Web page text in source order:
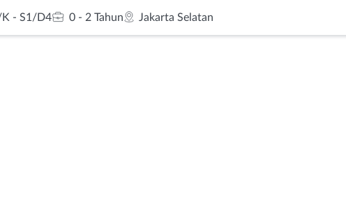
- S1/D4 0 - 2 Tahun Jakarta Selatan